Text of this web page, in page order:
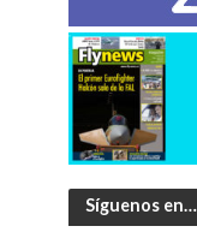
Síguenos en…